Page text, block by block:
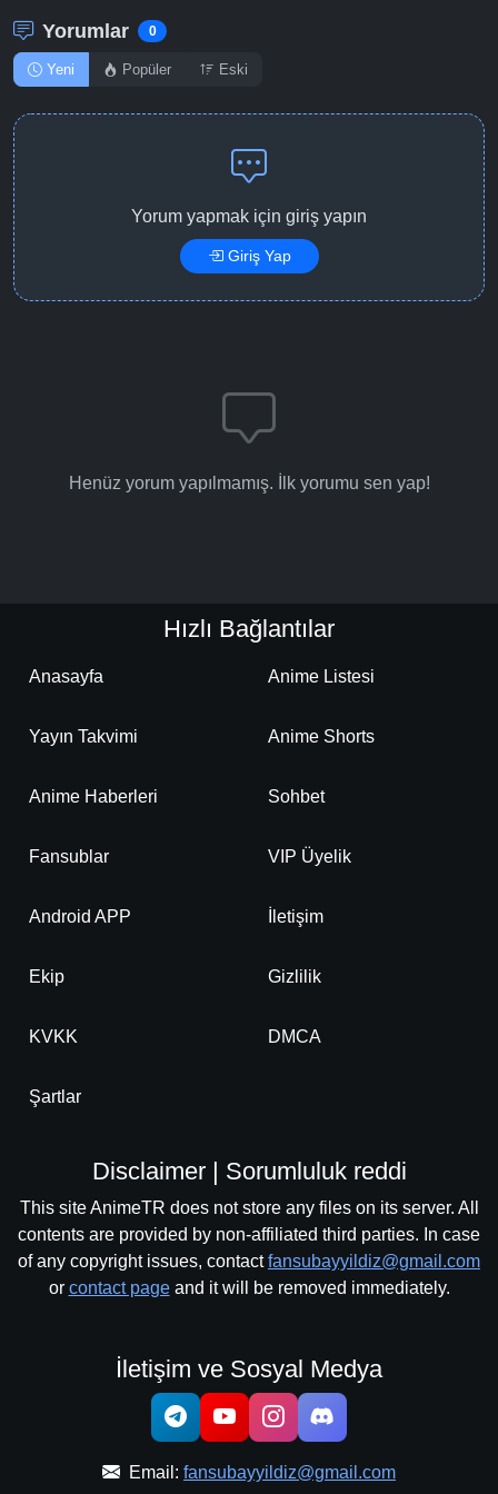
Yorumlar 0
Yeni Popüler Eski
Yorum yapmak için giriş yapın
Giriş Yap
Henüz yorum yapılmamış. İlk yorumu sen yap!
Hızlı Bağlantılar
Anasayfa Anime Listesi
Yayın Takvimi Anime Shorts
Anime Haberleri Sohbet
Fansublar VIP Üyelik
Android APP İletişim
Ekip Gizlilik
KVKK DMCA
Şartlar
Disclaimer | Sorumluluk reddi
This site AnimeTR does not store any files on its server. All
contents are provided by non-affiliated third parties. In case
of any copyright issues, contactfansubayyildiz@gmail.com
or contact pageand it will be removed immediately.
İletişim ve Sosyal Medya
Email: fansubayyildiz@gmail.com